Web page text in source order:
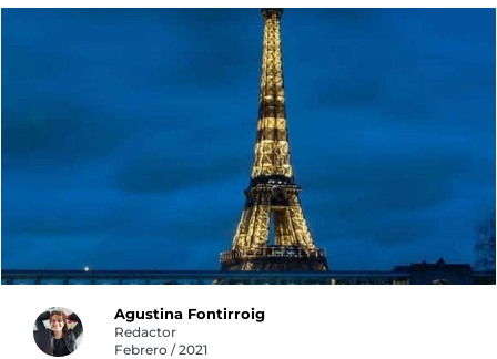
Agustina Fontirroig
Redactor
Febrero / 2021